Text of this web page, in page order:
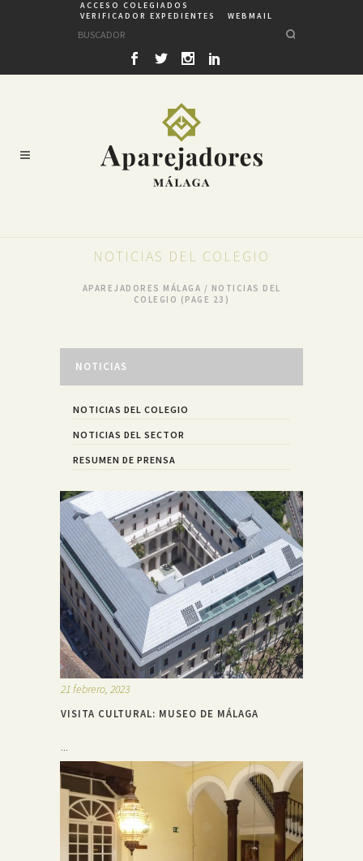
ACCESO COLEGIADOS
VERIFICADOR EXPEDIENTES
WEBMAIL
NOTICIAS DEL COLEGIO
APAREJADORES MÁLAGA / NOTICIAS DEL
COLEGIO (PAGE 23)
NOTICIAS
NOTICIAS DEL COLEGIO
NOTICIAS DEL SECTOR
RESUMEN DE PRENSA
21 febrero, 2023
VISITA CULTURAL: MUSEO DE MÁLAGA
...